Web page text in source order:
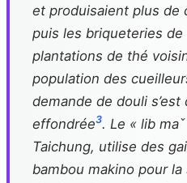
et produisaient plus de
puis les briqueteries
plantations de thé
population des
demande de douli
effondrée3. Le « lib
Taichung, utilise des
bambou makino pour